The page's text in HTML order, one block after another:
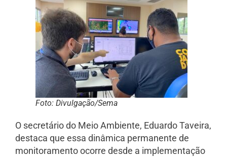
Foto: Divulgação/Sema
O secretário do Meio Ambiente, Eduardo Taveira,
destaca que essa dinâmica permanente de
monitoramento ocorre desde a implementação